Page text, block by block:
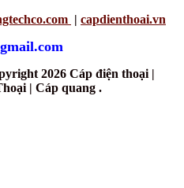
| capdienthoai.vn
2026 Cáp điện thoại |
| Cáp quang .